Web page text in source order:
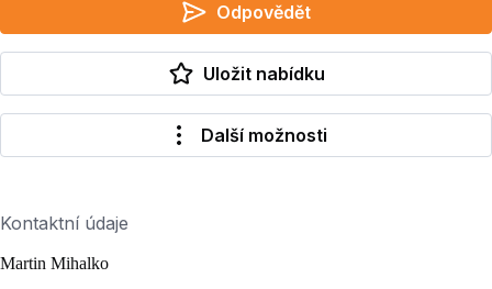
Odpovědět
Uložit nabídku
Další možnosti
Kontaktní údaje
Martin Mihalko